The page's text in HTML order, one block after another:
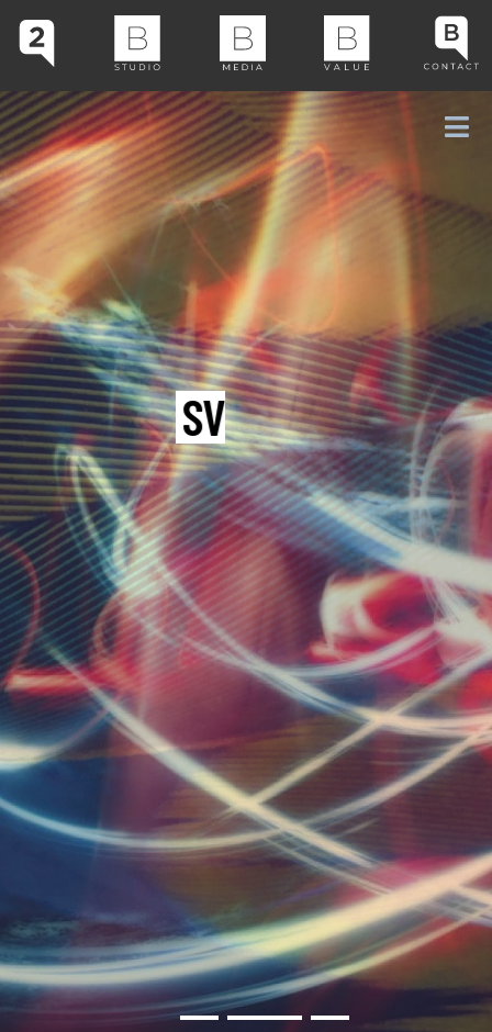
SVILUPPIAMO
LA STRATEGIA
DI MARKETING
CONCRETA PER
IL TUO
PROGETTO_
SCOPRI I NOSTRI SERVIZI _